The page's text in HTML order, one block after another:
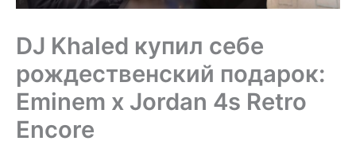
DJ Khaled купил себе
рождественский подарок:
Eminem x Jordan 4s Retro
Encore